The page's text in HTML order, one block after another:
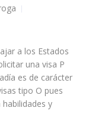
a los Estados
una visa P
es de carácter
tipo O pues
y